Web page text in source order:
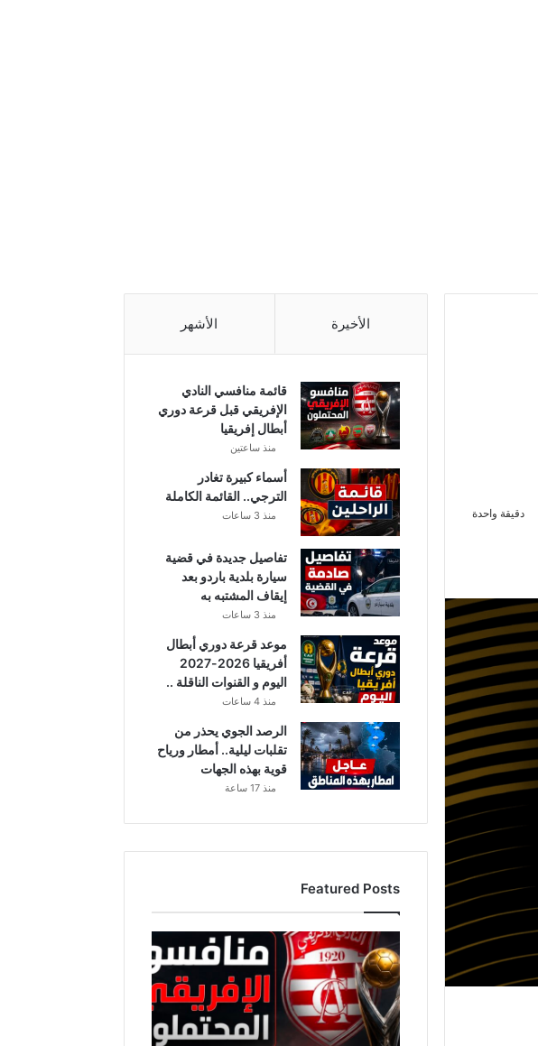
دقيقة واحدة
الأخيرة الأشهر
قائمة منافسي النادي
الإفريقي قبل قرعة دوري
أبطال إفريقيا
منذ ساعتين
أسماء كبيرة تغادر
الترجي.. القائمة الكاملة
منذ 3 ساعات
تفاصيل جديدة في قضية
سيارة بلدية باردو بعد
إيقاف المشتبه به
منذ 3 ساعات
موعد قرعة دوري أبطال
أفريقيا 2026-2027
اليوم و القنوات الناقلة ..
منذ 4 ساعات
الرصد الجوي يحذر من
تقلبات ليلية.. أمطار ورياح
قوية بهذه الجهات
منذ 17 ساعة
Featured Posts
ق
ا
ئ
م
ة
م